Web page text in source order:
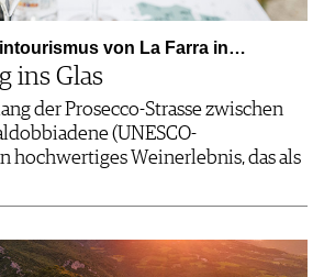
von La Farra in…
ins Glas
der Prosecco-Strasse zwischen
(UNESCO-
hochwertiges Weinerlebnis, das als